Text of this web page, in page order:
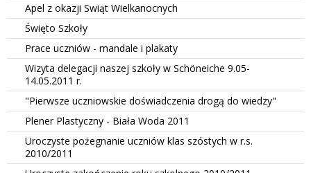
Apel z okazji Swiąt Wielkanocnych
Święto Szkoły
Prace uczniów - mandale i plakaty
Wizyta delegacji naszej szkoły w Schöneiche 9.05-
14.05.2011 r.
"Pierwsze uczniowskie doświadczenia drogą do wiedzy"
Plener Plastyczny - Biała Woda 2011
Uroczyste pożegnanie uczniów klas szóstych w r.s.
2010/2011